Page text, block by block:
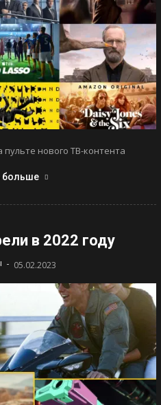
нового ТВ-контента
больше
в 2022 году
- 05.02.2023